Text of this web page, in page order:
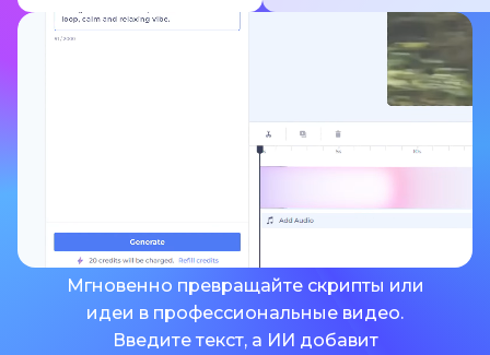
Мгновенно превращайте скрипты или
идеи в профессиональные видео.
Введите текст, а ИИ добавит